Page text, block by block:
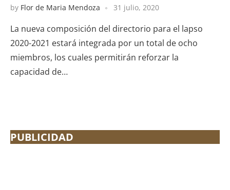
by Flor de Maria Mendoza 31 julio, 2020
La nueva composición del directorio para el lapso
2020-2021 estará integrada por un total de ocho
miembros, los cuales permitirán reforzar la
capacidad de…
PUBLICIDAD